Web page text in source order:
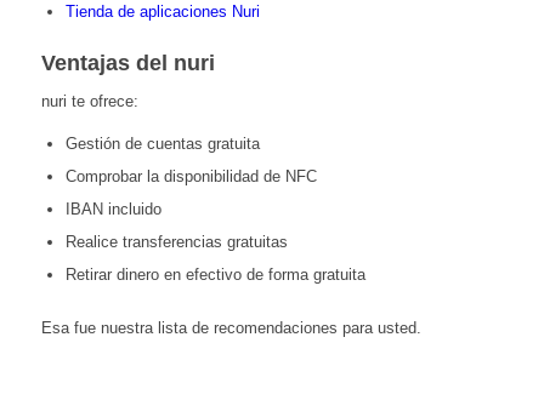
Tienda de aplicaciones Nuri
Ventajas del nuri
nuri te ofrece:
Gestión de cuentas gratuita
Comprobar la disponibilidad de NFC
IBAN incluido
Realice transferencias gratuitas
Retirar dinero en efectivo de forma gratuita
Esa fue nuestra lista de recomendaciones para usted.